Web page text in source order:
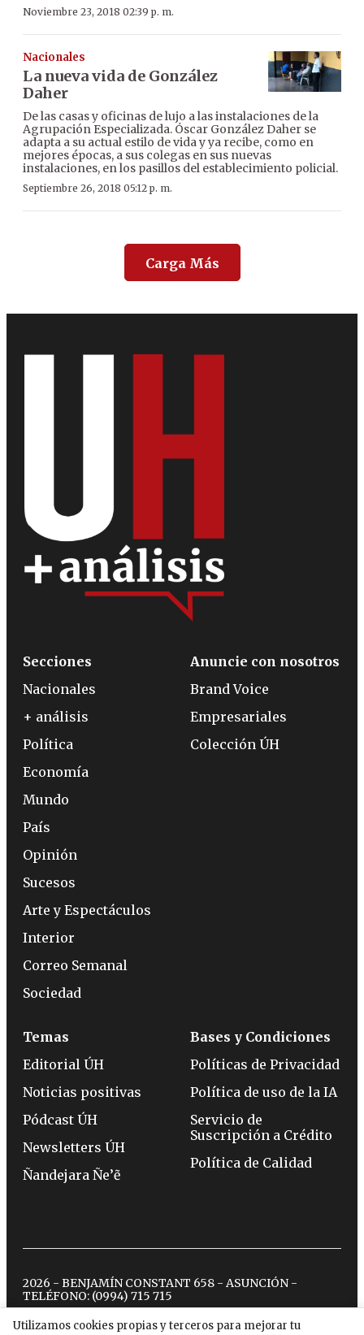
Noviembre 23, 2018 02:39 p. m.
Nacionales
La nueva vida de González
Daher
De las casas y oficinas de lujo a las instalaciones de la
Agrupación Especializada. Óscar González Daher se
adapta a su actual estilo de vida y ya recibe, como en
mejores épocas, a sus colegas en sus nuevas
instalaciones, en los pasillos del establecimiento policial.
Septiembre 26, 2018 05:12 p. m.
Carga Más
Utilizamos cookies propias y terceros para mejorar tu
Secciones
Nacionales
+ análisis
Política
Economía
Mundo
País
Opinión
Sucesos
Arte y Espectáculos
Interior
Correo Semanal
Sociedad
Anuncie con nosotros
Brand Voice
Empresariales
Colección ÚH
Temas
Editorial ÚH
Noticias positivas
Pódcast ÚH
Newsletters ÚH
Ñandejara Ñe’ẽ
Bases y Condiciones
Políticas de Privacidad
Política de uso de la IA
Servicio de
Suscripción a Crédito
Política de Calidad
2026 - BENJAMÍN CONSTANT 658 - ASUNCIÓN -
TELÉFONO: (0994) 715 715